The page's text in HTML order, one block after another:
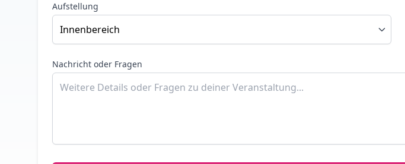
Aufstellung
Nachricht oder Fragen